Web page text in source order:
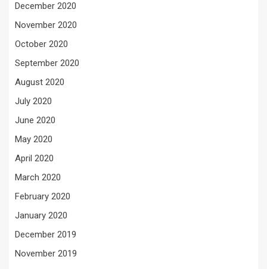
December 2020
November 2020
October 2020
September 2020
August 2020
July 2020
June 2020
May 2020
April 2020
March 2020
February 2020
January 2020
December 2019
November 2019